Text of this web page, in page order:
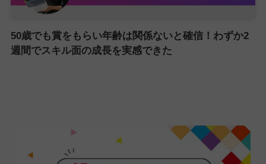
50歳でも賞をもらい年齢は関係ないと確信！わずか2
週間でスキル面の成長を実感できた